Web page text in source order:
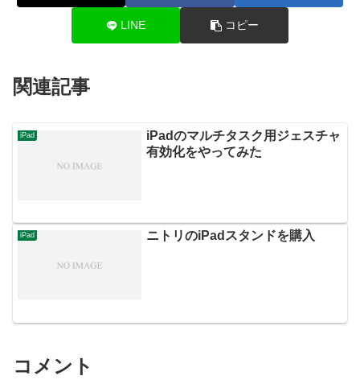
LINE コピー
関連記事
iPad
iPadのマルチタスク用ジェスチャ
有効化をやってみた
iPad ニトリのiPadスタンドを購入
コメント